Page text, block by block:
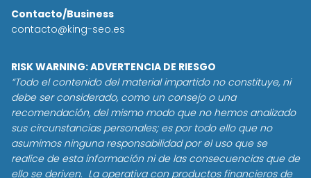
Contacto/Business
contacto@king-seo.es
RISK WARNING: ADVERTENCIA DE RIESGO
“Todo el contenido del material impartido no constituye, ni
debe ser considerado, como un consejo o una
recomendación, del mismo modo que no hemos analizado
sus circunstancias personales; es por todo ello que no
asumimos ninguna responsabilidad por el uso que se
realice de esta información ni de las consecuencias que de
ello se deriven. La operativa con productos financieros de